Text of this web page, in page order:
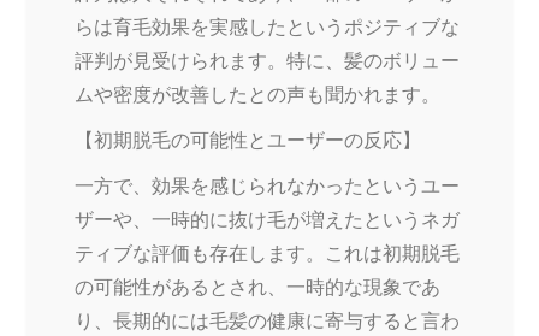
らは育毛効果を実感したというポジティブな
評判が見受けられます。特に、髪のボリュー
ムや密度が改善したとの声も聞かれます。
【初期脱毛の可能性とユーザーの反応】
一方で、効果を感じられなかったというユー
ザーや、一時的に抜け毛が増えたというネガ
ティブな評価も存在します。これは初期脱毛
の可能性があるとされ、一時的な現象であ
り、長期的には毛髪の健康に寄与すると言わ